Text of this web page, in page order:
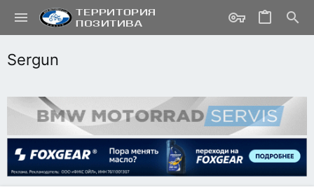
Sergun